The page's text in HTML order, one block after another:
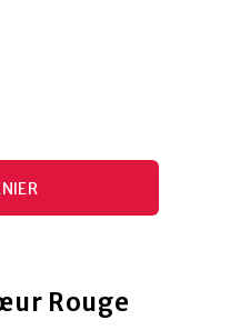
Rouge